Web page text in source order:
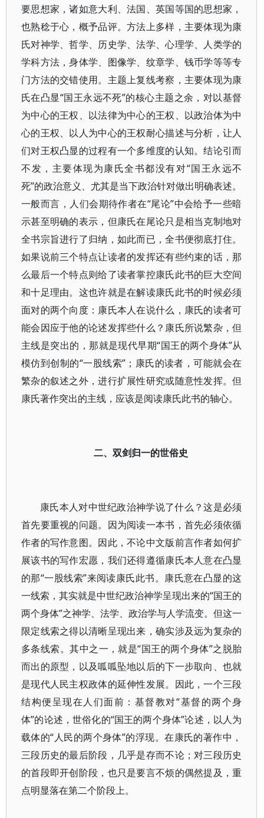
要思想家，诸如意大利、法国、英国等国的思想家，
也熟稔于心，概予品评。方法上多样，主要体现为康
氏对神学、哲学、历史学、法学、心理学、人类学的
学科方法，身体学、图像学、纹章学、钱币学等等专
门方法的交错使用。主题上复线考察，主要体现为康
氏在凸显“国王永远不死”的核心主题之余，对以基督
为中心的王权、以法律为中心的王权、以政治体为中
心的王权、以人为中心的王权耐心描述与分析，让人
们对王权凸显的过程有一个多维度的认知。结论引而
不发，主要体现为康氏全书都没有对“国王永远不
死”的政治意义、尤其是当下政治针对做出明确表述。
一般而言，人们会期待作者在“尾论”中会给予一些暗
示甚至明确的表示，但康氏在尾论只是相当克制地对
全书宗旨进行了归纳，如此而已，全书便彻底打住。
如果说前三个特点让读者的发挥还有些约束的话，那
么最后一个特点则给了读者掌控康氏此书的巨大空间
和十足理由。这也许就是在解读康氏此书的时候必须
面对的两个向度：康氏本人在说什么，康氏的读者可
能会因应于他的论述发挥些什么？康氏所说繁杂，但
主线是突出的，那就是现代早期“国王的两个身体”从
模仿到创制的“一股线索”；康氏的读者，可能就会在
繁杂的叙述之外，进行扩展性研究或随意性发挥。但
康氏著作突出的主线，应该是阅读康氏此书的轴心。
二、双剑归一的世俗史
康氏本人对中世纪政治神学说了什么？这是必须
首先要重视的问题。因为阅读一本书，首先必须依循
作者的写作意图。因此，不论中文版前言作者如何扩
展该书的写作宏愿，我们还得遵循康氏本人意在凸显
的那“一股线索”来阅读康氏此书。康氏意在凸显的这
一线索，其实就是中世纪政治神学呈现出来的“国王的
两个身体”之神学、法学、政治学与人学流变。但这一
限定线索之得以清晰呈现出来，确实涉及远为复杂的
多条线索。其中之一，就是“国王的两个身体”之脱胎
而出的原型，以及呱呱坠地以后的下一步取向、也就
是现代人民主权政体的延伸性发展。因此，一个三段
结构便呈现在人们面前：基督教对“基督的两个身
体”的论述，世俗化的“国王的两个身体”论述，以人为
载体的“人民的两个身体”的浮现。在康氏的著作中，
三段历史的最后阶段，几乎是存而不论；对三段历史
的首段即开创阶段，也只是要言不烦的偶然提及，重
点明显落在第二个阶段上。